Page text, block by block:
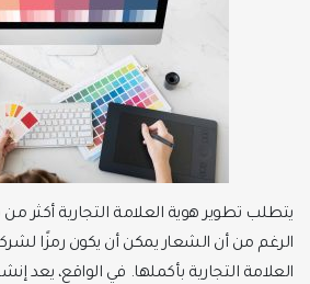
يتطلب تطوير هوية العلامة التجارية أكثر
الرغم من أن الشعار يمكن أن يكون رمزًا
العلامة التجارية بأكملها. في الواقع، يعد